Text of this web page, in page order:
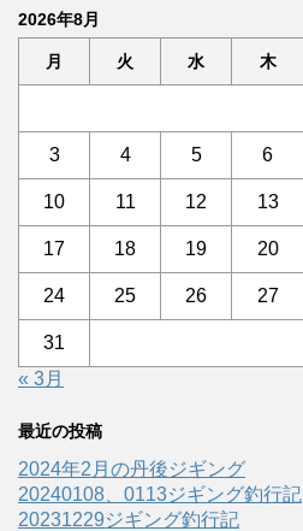
2026年8月
月 火 水 木
3 4 5 6
10 11 12 13
17 18 19 20
24 25 26 27
31
« 3月
最近の投稿
2024年2月の丹後ジギング
20240108、0113ジギング釣行記
20231229ジギング釣行記